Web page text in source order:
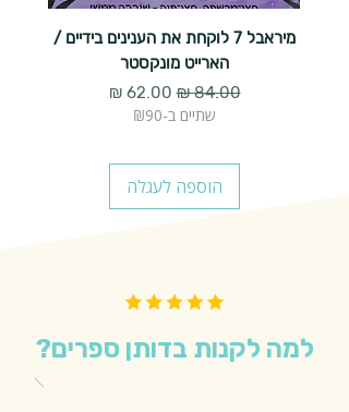
מיראבל 7 לוקחת את הענינים בידיים /
הארייט מונקסטר
מחיר רגיל‏84.00 ‏₪ מחיר מבצע
שתיים ב-₪90
הוספה לעגלה
למה לקנות בדותן ספרים?